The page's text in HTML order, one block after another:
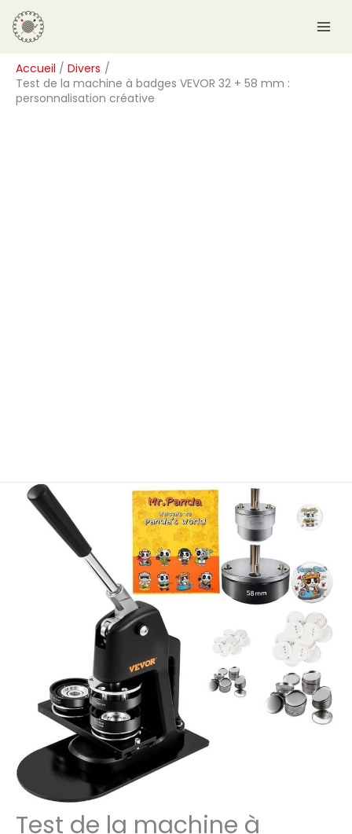
Aller
au
contenu
Accueil
Divers
Test de la machine à badges VEVOR 32 + 58 mm :
personnalisation créative
Test de la machine à
R
e
c
h
e